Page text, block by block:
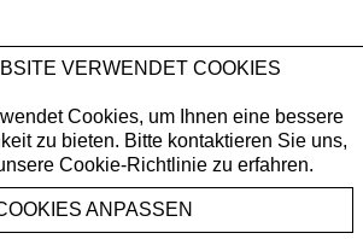
VERWENDET COOKIES
Cookies, um Ihnen eine bessere
zu bieten. Bitte kontaktieren Sie uns,
Cookie-Richtlinie zu erfahren.